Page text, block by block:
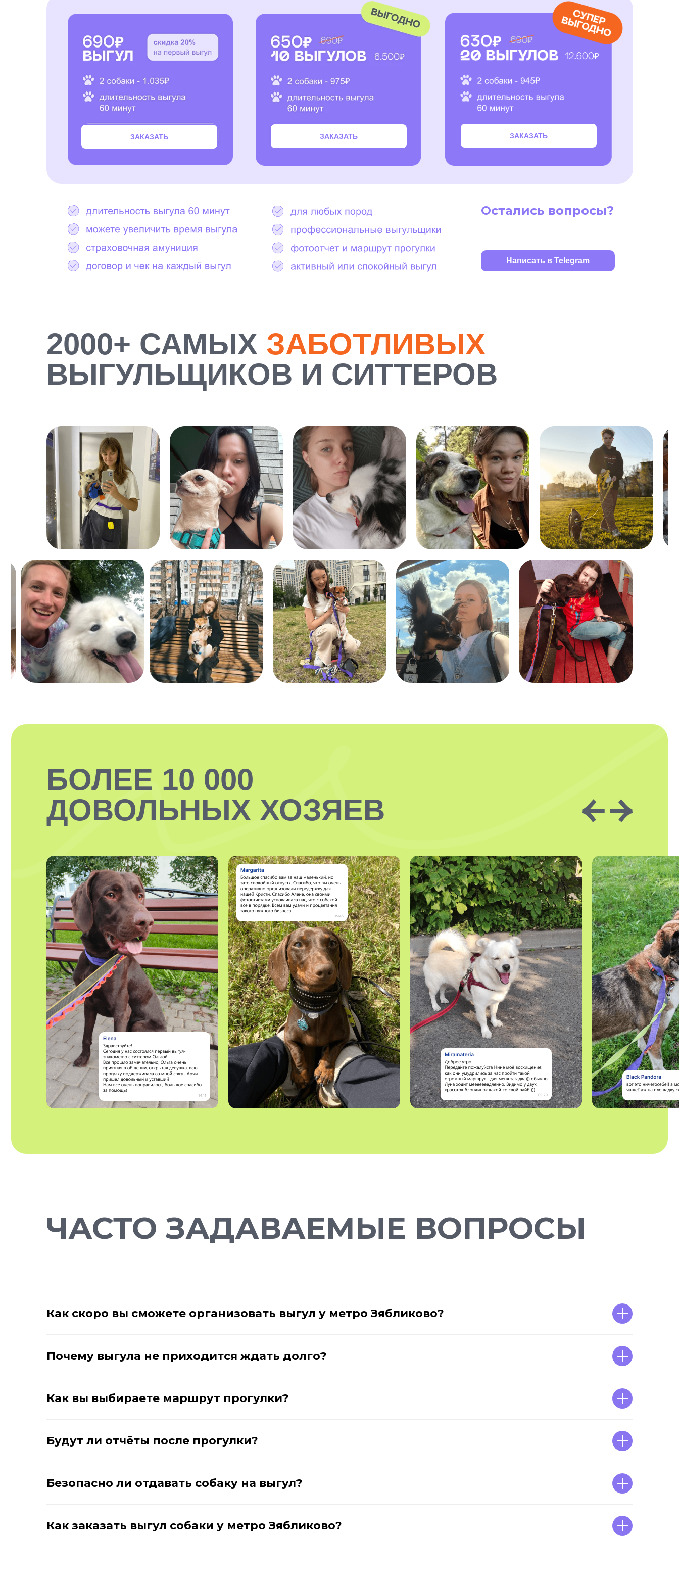
ЗАКАЗАТЬ ЗАКАЗАТЬ ЗАКАЗАТЬ
Написать в Telegram
Остались вопросы?
2000+ САМЫХ ЗАБОТЛИВЫХ
ВЫГУЛЬЩИКОВ И СИТТЕРОВ
БОЛЕЕ 10 000
ДОВОЛЬНЫХ ХОЗЯЕВ
ЧАСТО ЗАДАВАЕМЫЕ ВОПРОСЫ
Как скоро вы сможете организовать выгул у метро Зябликово?
Почему выгула не приходится ждать долго?
Как вы выбираете маршрут прогулки?
Будут ли отчёты после прогулки?
Безопасно ли отдавать собаку на выгул?
Как заказать выгул собаки у метро Зябликово?